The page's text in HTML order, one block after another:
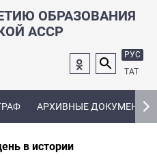
ОБРАЗОВАНИЯ
АССР
РУС
ТАТ
АРХИВНЫЕ ДОКУМЕНТЫ
в истории